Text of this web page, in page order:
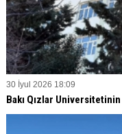
30 İyul 2026 18:09
Bakı Qızlar Universitetinin